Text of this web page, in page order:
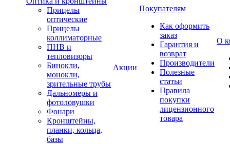
Прицелы
оптические
Прицелы
коллиматорные
ПНВ и
тепловизоры
Бинокли,
монокли,
зрительные трубы
Дальномеры и
фотоловушки
Фонари
Кронштейны,
планки, кольца,
базы
Акции
Покупателям
Как оформить
заказ
Гарантия и
возврат
Производители
Полезные
статьи
Правила
покупки
лицензионного
товара
О